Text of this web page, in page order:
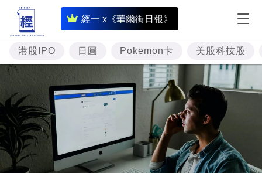
經一 x《華爾街日報》
即
時
財
經
專
題
樓
港股IPO 日圓 Pokemon卡 美股科技股